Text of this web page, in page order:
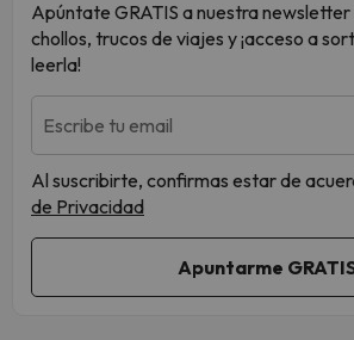
Apúntate GRATIS a nuestra newsletter
chollos, trucos de viajes y ¡acceso a
leerla!
Escribe tu email
Al suscribirte, confirmas estar de
de Privacidad